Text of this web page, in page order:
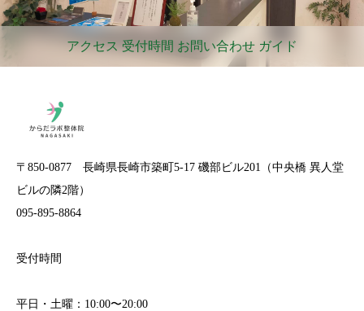
アクセス 受付時間 お問い合わせ ガイド
〒850-0877 長崎県長崎市築町5-17 磯部ビル201（中央橋 異人堂
ビルの隣2階）
095-895-8864
受付時間
平日・土曜：10:00〜20:00